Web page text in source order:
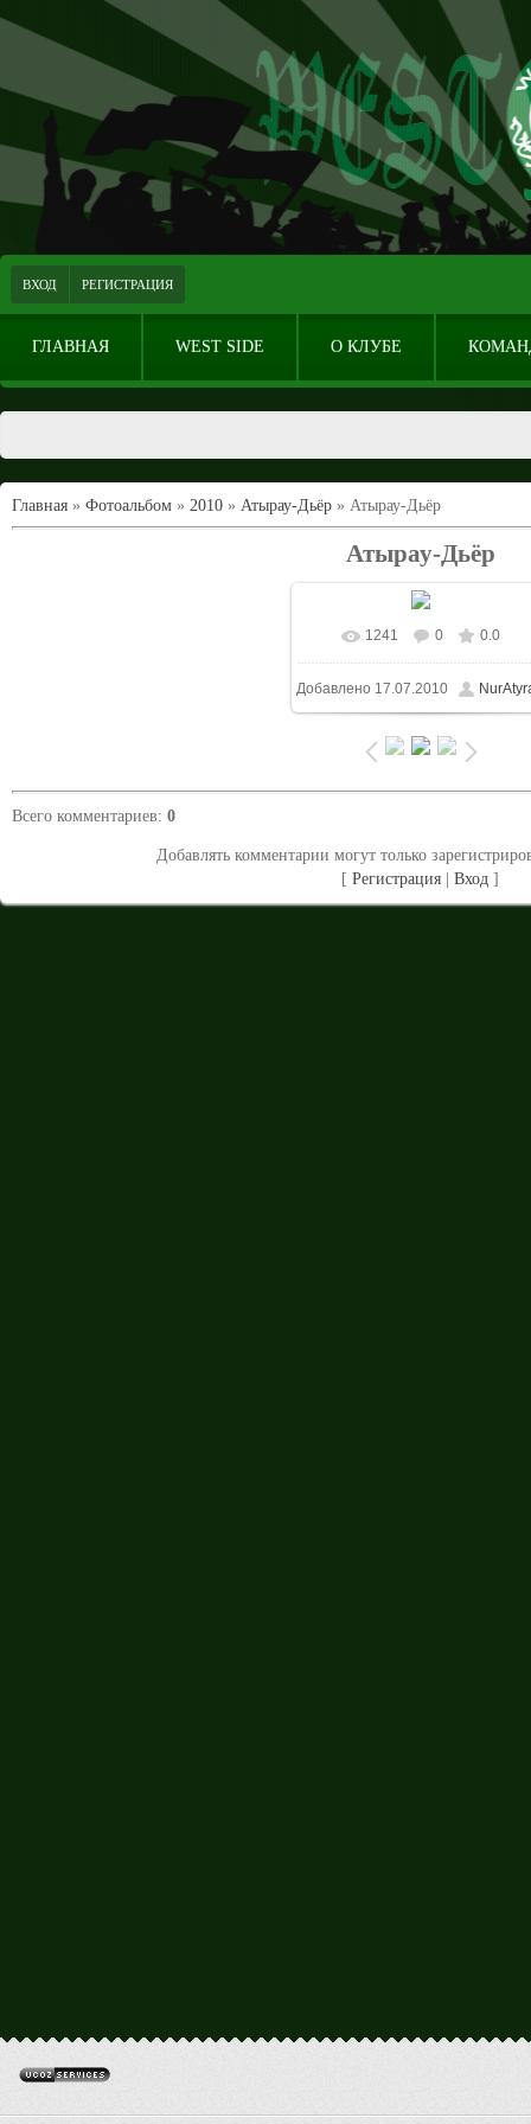
ВХОД РЕГИСТРАЦИЯ
ГЛАВНАЯ WEST SIDE О КЛУБЕ
Главная » Фотоальбом » 2010 » Атырау-Дьёр » Атырау-Дьёр
Атырау-Дьёр
В реальном размере
1024x683/ 214.7Kb
1241 0 0.0
Добавлено 17.07.2010
Всего комментариев: 0
Добавлять комментарии могут только
[Регистрация |Вход ]